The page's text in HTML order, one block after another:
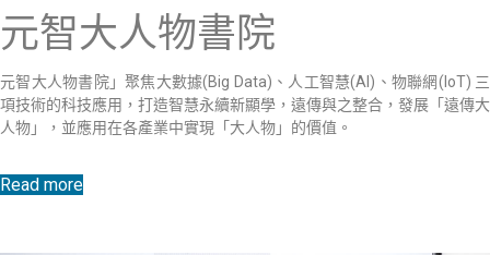
元智大人物書院
元智大人物書院」聚焦大數據(Big Data)、人工智慧(AI)、物聯網(IoT) 三
項技術的科技應用，打造智慧永續新顯學，遠傳與之整合，發展「遠傳大
人物」，並應用在各產業中實現「大人物」的價值。
Read more